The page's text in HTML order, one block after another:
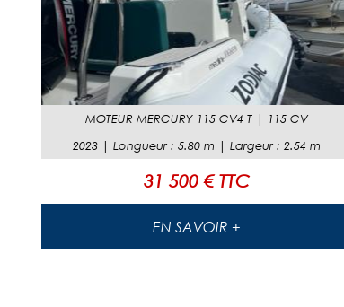
MOTEUR MERCURY 115 CV4 T |
115 CV
2023| Longueur: 5.80m | Largeur: 2.54 m
31 500 € TTC
EN SAVOIR +